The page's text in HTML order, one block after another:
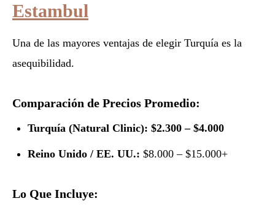
Estambul
Una de las mayores ventajas de elegir Turquía es la
asequibilidad.
Comparación de Precios Promedio:
Turquía (Natural Clinic): $2.300 – $4.000
Reino Unido / EE. UU.: $8.000 – $15.000+
Lo Que Incluye: